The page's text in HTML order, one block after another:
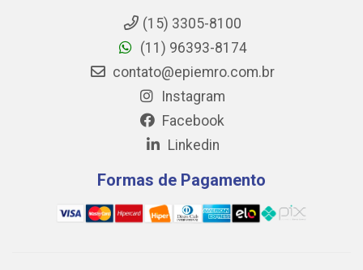
(15) 3305-8100
(11) 96393-8174
contato@epiemro.com.br
Instagram
Facebook
Linkedin
Formas de Pagamento